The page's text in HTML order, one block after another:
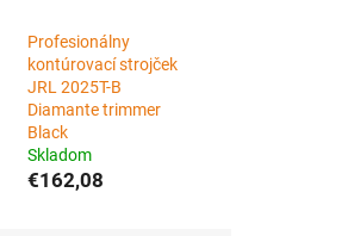
Profesionálny
kontúrovací strojček
JRL 2025T-B
Diamante trimmer
Black
Skladom
€162,08